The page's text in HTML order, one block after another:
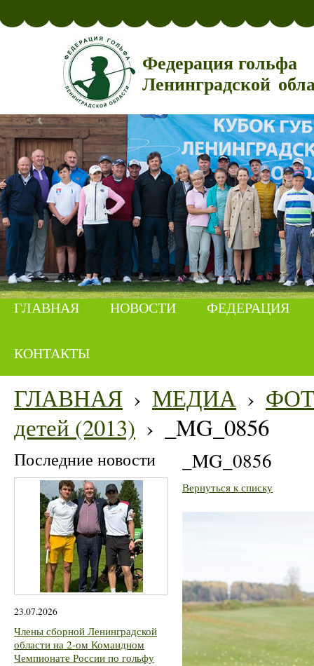
Федерация гольфа
Ленинградской
ГЛАВНАЯ НОВОСТИ ФЕДЕРАЦИЯ
КОНТАКТЫ
ГЛАВНАЯ › МЕДИА ›
детей (2013) › _MG_0856
Последние новости
23.07.2026
Члены сборной Ленинградской
области на 2-ом Командном
Чемпионате России по гольфу
_MG_0856
Вернуться к списку